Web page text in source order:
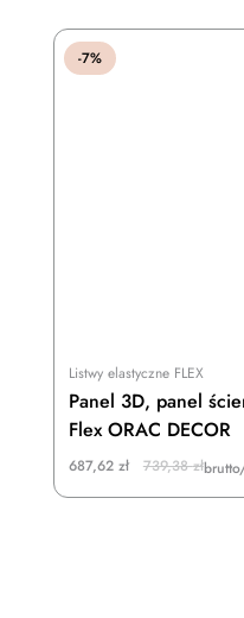
-7%
Listwy elastyczne FLEX
Panel 3D, panel
Flex ORAC DECOR
739,38zł
Original
687,62 zł
Current